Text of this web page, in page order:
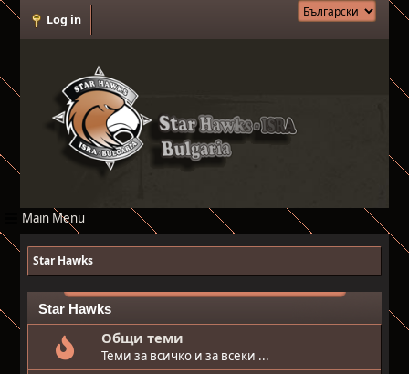
Log in
Main Menu
Star Hawks
Star Hawks
Общи теми
Теми за всичко и за всеки ...